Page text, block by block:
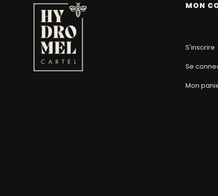
MON
S'inscrire
Se
Mon